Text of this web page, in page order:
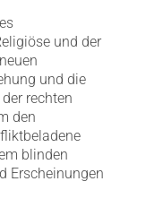
und der
und die
rechten
den
blinden
Erscheinungen